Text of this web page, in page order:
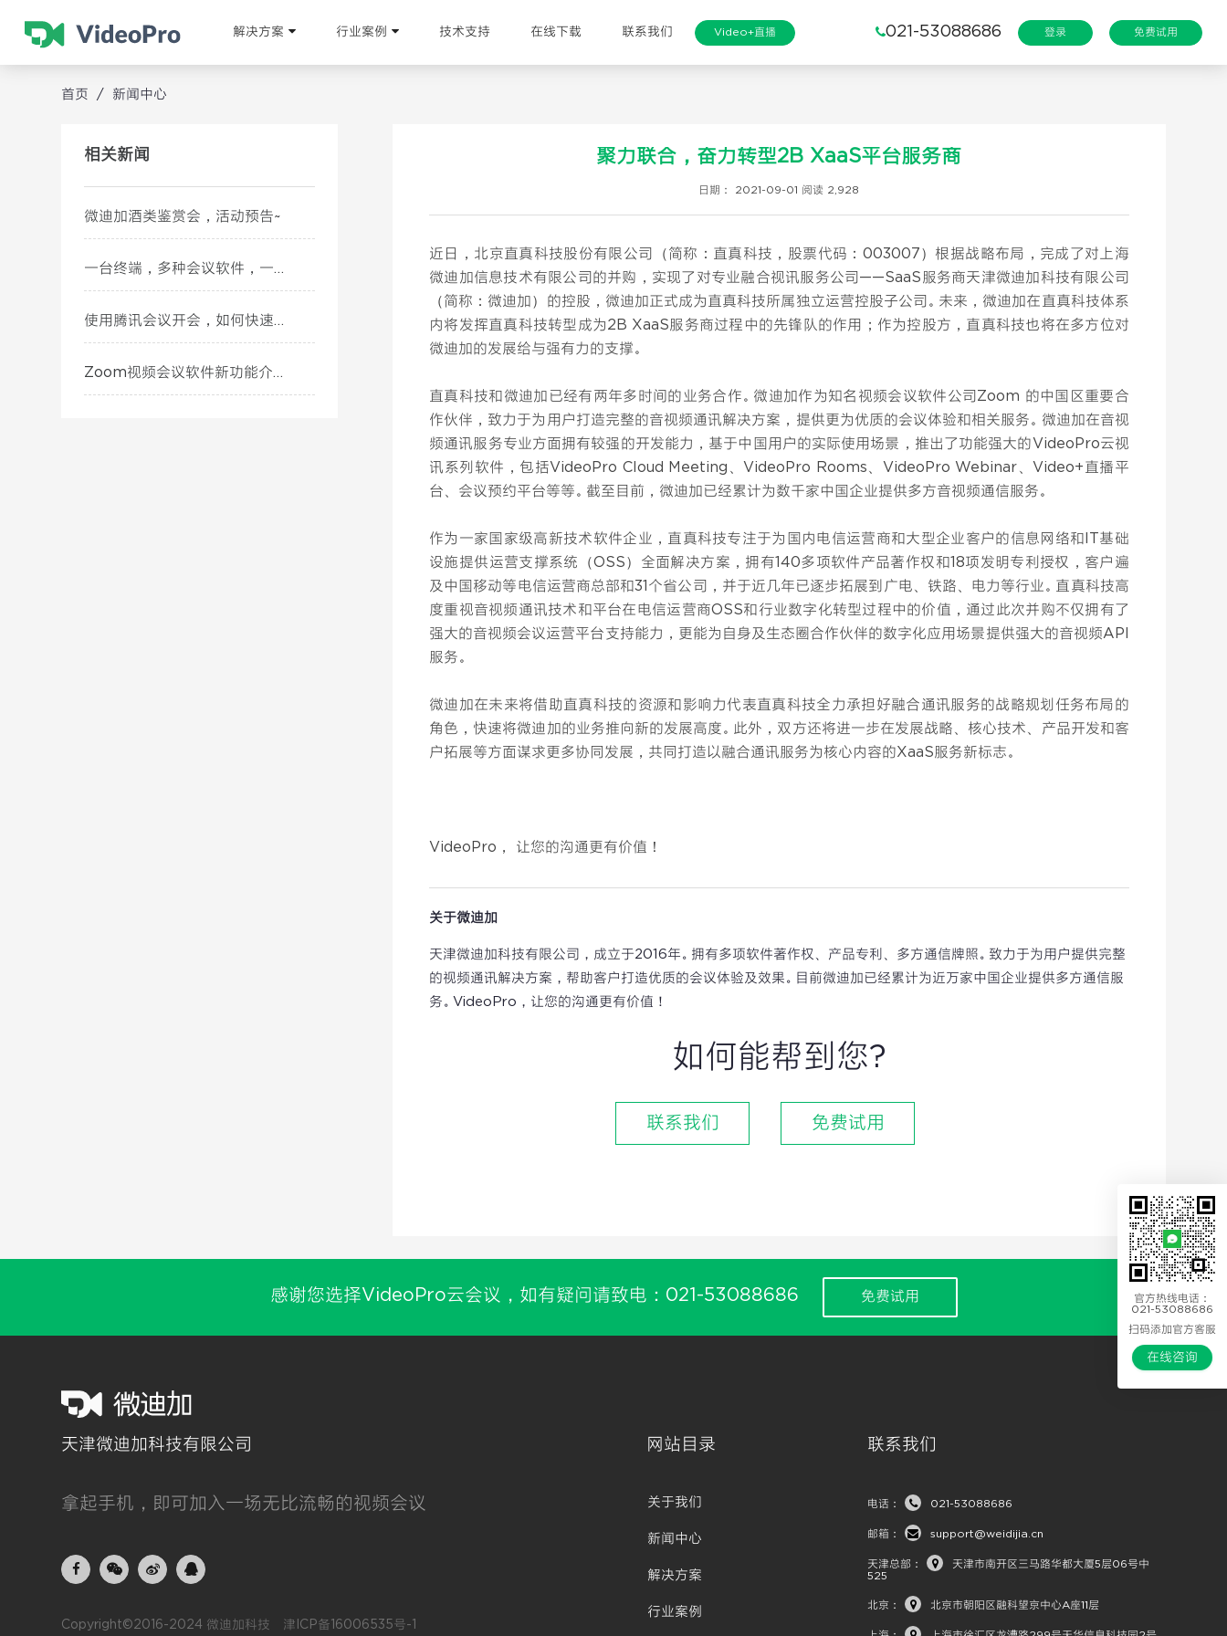
解决方案 行业案例 技术支持 在线下载 联系我们 Video+直播 021-53088686 登录 免费试用
首页 / 新闻中心
相关新闻
微迪加酒类鉴赏会，活动预告~
一台终端，多种会议软件，一键自由切换~
使用腾讯会议开会，如何快速提升会议体验~
Zoom视频会议软件新功能介绍（九月篇）
聚力联合，奋力转型2B XaaS平台服务商
日期： 2021-09-01 阅读 2,928
近日，北京直真科技股份有限公司（简称：直真科技，股票代码：003007）根据战略布局，完成了对上海
微迪加信息技术有限公司的并购，实现了对专业融合视讯服务公司——SaaS服务商天津微迪加科技有限公司
（简称：微迪加）的控股，微迪加正式成为直真科技所属独立运营控股子公司。未来，微迪加在直真科技体系
内将发挥直真科技转型成为2B XaaS服务商过程中的先锋队的作用；作为控股方，直真科技也将在多方位对
微迪加的发展给与强有力的支撑。
直真科技和微迪加已经有两年多时间的业务合作。微迪加作为知名视频会议软件公司Zoom 的中国区重要合
作伙伴，致力于为用户打造完整的音视频通讯解决方案，提供更为优质的会议体验和相关服务。微迪加在音视
频通讯服务专业方面拥有较强的开发能力，基于中国用户的实际使用场景，推出了功能强大的VideoPro云视
讯系列软件，包括VideoPro Cloud Meeting、VideoPro Rooms、VideoPro Webinar、Video+直播平
台、会议预约平台等等。截至目前，微迪加已经累计为数千家中国企业提供多方音视频通信服务。
作为一家国家级高新技术软件企业，直真科技专注于为国内电信运营商和大型企业客户的信息网络和IT基础
设施提供运营支撑系统（OSS）全面解决方案，拥有140多项软件产品著作权和18项发明专利授权，客户遍
及中国移动等电信运营商总部和31个省公司，并于近几年已逐步拓展到广电、铁路、电力等行业。直真科技高
度重视音视频通讯技术和平台在电信运营商OSS和行业数字化转型过程中的价值，通过此次并购不仅拥有了
强大的音视频会议运营平台支持能力，更能为自身及生态圈合作伙伴的数字化应用场景提供强大的音视频API
服务。
微迪加在未来将借助直真科技的资源和影响力代表直真科技全力承担好融合通讯服务的战略规划任务布局的
角色，快速将微迪加的业务推向新的发展高度。此外，双方还将进一步在发展战略、核心技术、产品开发和客
户拓展等方面谋求更多协同发展，共同打造以融合通讯服务为核心内容的XaaS服务新标志。
VideoPro， 让您的沟通更有价值！
关于微迪加
天津微迪加科技有限公司，成立于2016年。拥有多项软件著作权、产品专利、多方通信牌照。致力于为用户提供完整
的视频通讯解决方案，帮助客户打造优质的会议体验及效果。目前微迪加已经累计为近万家中国企业提供多方通信服
务。VideoPro，让您的沟通更有价值！
如何能帮到您?
联系我们 免费试用
官方热线电话：
021-53088686
扫码添加官方客服
在线咨询
感谢您选择VideoPro云会议，如有疑问请致电：021-53088686 免费试用
天津微迪加科技有限公司
拿起手机，即可加入一场无比流畅的视频会议
Copyright©2016-2024 微迪加科技 津ICP备16006535号-1
网站目录
关于我们
新闻中心
解决方案
行业案例
联系我们
电话： 021-53088686
邮箱： support@weidijia.cn
天津总部：
天津市南开区三马路华都大厦5层06号中
525
北京： 北京市朝阳区融科望京中心A座11层